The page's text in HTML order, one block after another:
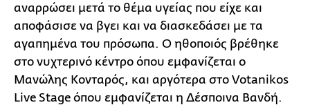
αναρρώσει μετά το θέμα υγείας που είχε και
αποφάσισε να βγει και να διασκεδάσει με τα
αγαπημένα του πρόσωπα. Ο ηθοποιός βρέθηκε
στο νυχτερινό κέντρο όπου εμφανίζεται ο
Μανώλης Κονταρός, και αργότερα στο Votanikos
Live Stage όπου εμφανίζεται η Δέσποινα Βανδή.